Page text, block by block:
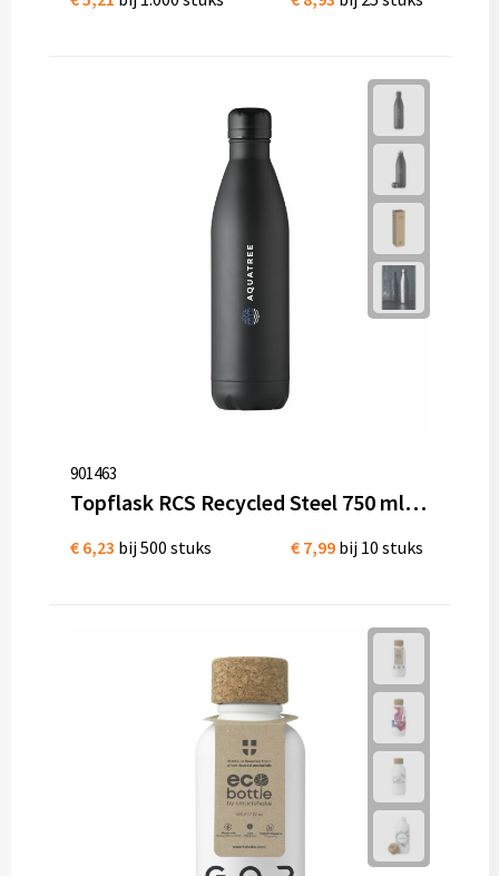
901463
Topflask RCS Recycled Steel 750 ml drinkfles dubbelwandige thermosfles
€ 6,23 bij 500 stuks € 7,99 bij 10 stuks